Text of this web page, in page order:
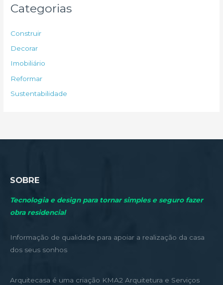
p
o
r
Categorias
Construir
Decorar
Imobiliário
Reformar
Sustentabilidade
SOBRE
Tecnologia e design para tornar simples e seguro fazer
obra residencial
Informação de qualidade para apoiar a realização da casa
dos seus sonhos
Arquitecasa é uma criação KMA2 Arquitetura e Serviços